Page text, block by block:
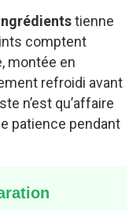
tienne
comptent
montée en
refroidi avant
n’est qu’affaire
patience pendant